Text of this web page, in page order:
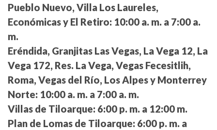
Pueblo Nuevo, Villa Los Laureles,
Económicas y El Retiro: 10:00 a. m. a 7:00 a.
m.
Eréndida, Granjitas Las Vegas, La Vega 12, La
Vega 172, Res. La Vega, Vegas Fecesitlih,
Roma, Vegas del Río, Los Alpes y Monterrey
Norte: 10:00 a. m. a 7:00 a. m.
Villas de Tiloarque: 6:00 p. m. a 12:00 m.
Plan de Lomas de Tiloarque: 6:00 p. m. a